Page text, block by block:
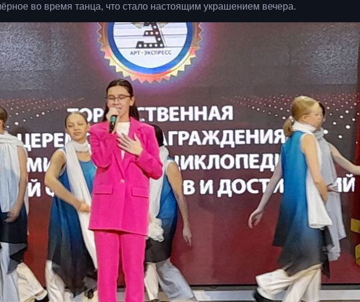
во время танца, что стало настоящим украшением вечера.